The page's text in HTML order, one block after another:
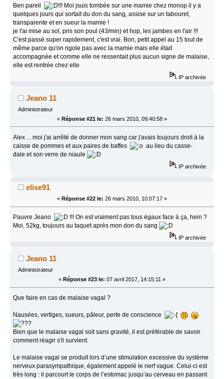
Ben pareil
!!! Moi jsuis tombée sur une mamie chez monop il y a
quelques jours qui sortait du don du sang, assise sur un tabouret,
transparente et en sueur la mamie !
je l'ai mise au sol, pris son poul (43/min) et hop, les jambes en l'air !!!
C'est passé super rapidement, c'est vrai. Bon, petit appel au 15 tout de
même parce qu'on rigole pas avec la mamie mais elle était
accompagnée et comme elle ne ressentait plus aucun signe de malaise,
elle est rentrée chez elle
IP archivée
Jeano 11
Administrateur
« Réponse #21 le: 26 mars 2010, 09:40:58 »
Alex ... moi j'ai arrêté de donner mon sang car j'avais toujours droit à la
caisse de pommes et aux paires de baffes
au lieu du casse-
dale et son verre de niaule
IP archivée
elise91
« Réponse #22 le: 26 mars 2010, 10:07:17 »
Pauvre Jeano
!!! On est vraiment pas tous égaux face à ça, hein ?
Moi, 52kg, toujours au taquet après mon don du sang
IP archivée
Jeano 11
Administrateur
« Réponse #23 le: 07 avril 2017, 14:15:11 »
Que faire en cas de malaise vagal ?
Nausées, vertiges, sueurs, pâleur, perte de conscience
Bien que le malaise vagal soit sans gravité, il est préférable de savoir
comment réagir s'il survient.
Le malaise vagal se produit lors d’une stimulation excessive du système
nerveux parasympathique, également appelé le nerf vague. Celui-ci est
très long : il parcourt le corps de l’estomac jusqu’au cerveau en passant